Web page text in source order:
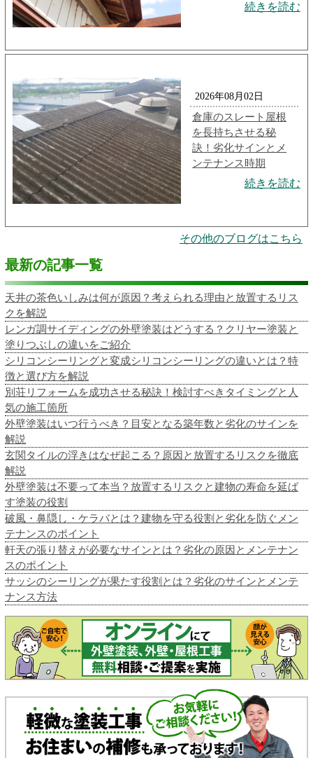
続きを読む
2026年08月02日
倉庫のスレート屋根
を長持ちさせる秘
訣！劣化サインとメ
ンテナンス時期
続きを読む
その他のブログはこちら
最新の記事一覧
天井の茶色いしみは何が原因？考えられる理由と放置するリス
クを解説
レンガ調サイディングの外壁塗装はどうする？クリヤー塗装と
塗りつぶしの違いをご紹介
シリコンシーリングと変成シリコンシーリングの違いとは？特
徴と選び方を解説
別荘リフォームを成功させる秘訣！検討すべきタイミングと人
気の施工箇所
外壁塗装はいつ行うべき？目安となる築年数と劣化のサインを
解説
玄関タイルの浮きはなぜ起こる？原因と放置するリスクを徹底
解説
外壁塗装は不要って本当？放置するリスクと建物の寿命を延ば
す塗装の役割
破風・鼻隠し・ケラバとは？建物を守る役割と劣化を防ぐメン
テナンスのポイント
軒天の張り替えが必要なサインとは？劣化の原因とメンテナン
スのポイント
サッシのシーリングが果たす役割とは？劣化のサインとメンテ
ナンス方法